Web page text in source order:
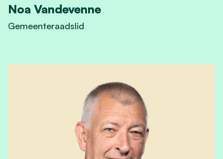
Noa Vandevenne
Gemeenteraadslid